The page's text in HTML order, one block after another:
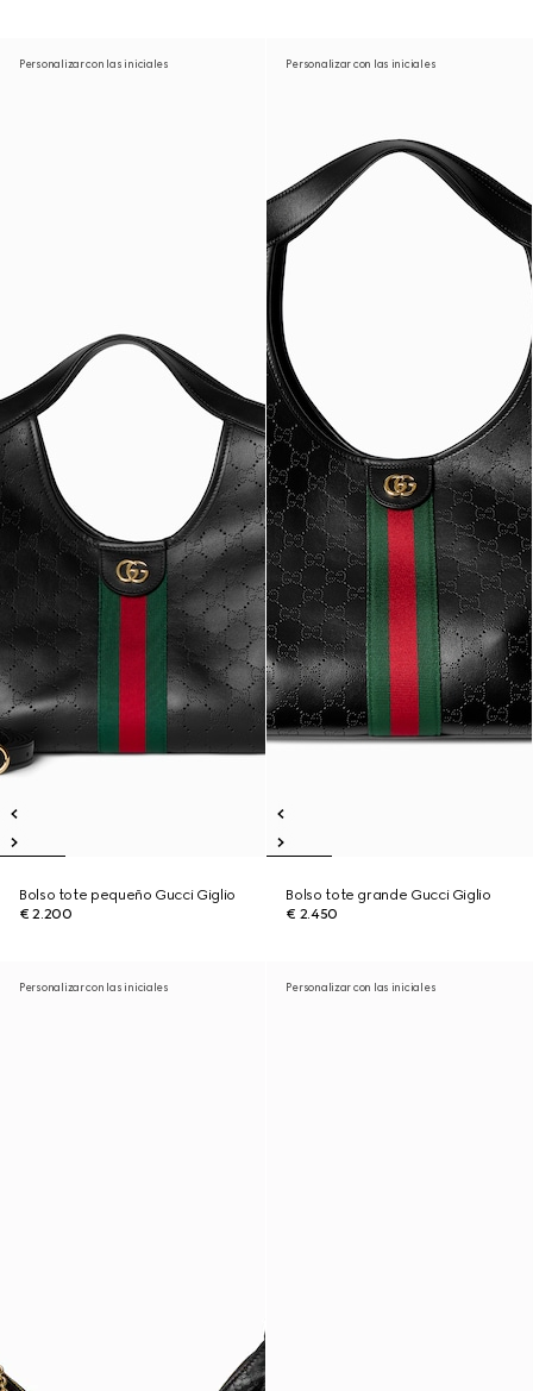
Personalizar con las iniciales
Bolso tote pequeño Gucci Giglio
€ 2.200
Personalizar con las iniciales
Bolso tote grande Gucci Giglio
€ 2.450
Personalizar con las iniciales Personalizar con las iniciales